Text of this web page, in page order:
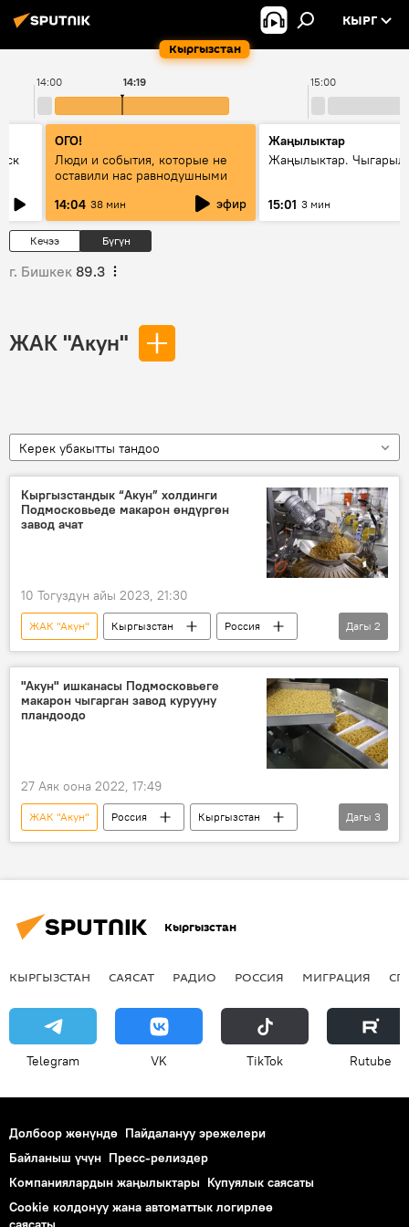
Кыргызстан
КЫРГ
14:00 15:00
14:19
ОГО!
Люди и события, которые не
оставили нас равнодушными
14:04 38 мин эфир
Жаңылыктар
Жаңылыктар.
15:01 3 мин
Кечээ Бүгүн
г. Бишкек 89.3
ЖАК "Акун"
Керек убакытты тандоо
Кыргызстандык “Акун” холдинги
Подмосковьеде макарон өндүргөн
завод ачат
10 Тогуздун айы 2023, 21:30
ЖАК "Акун" Кыргызстан
Россия
завод
макарон
Дагы 2
"Акун" ишканасы Подмосковьеге
макарон чыгарган завод курууну
пландоодо
27 Аяк оона 2022, 17:49
ЖАК "Акун" Россия
Кыргызстан
Түркия
завод макарон
Дагы 3
Кыргызстан
КЫРГЫЗСТАН САЯСАТ РАДИО РОССИЯ МИГРАЦИЯ
Telegram VK ТikТоk Rutube
Долбоор жөнүндө Пайдалануу эрежелери
Байланыш үчүн Пресс-релиздер
Компаниялардын жаңылыктары Купуялык саясаты
Cookie колдонуу жана автоматтык логирлөө